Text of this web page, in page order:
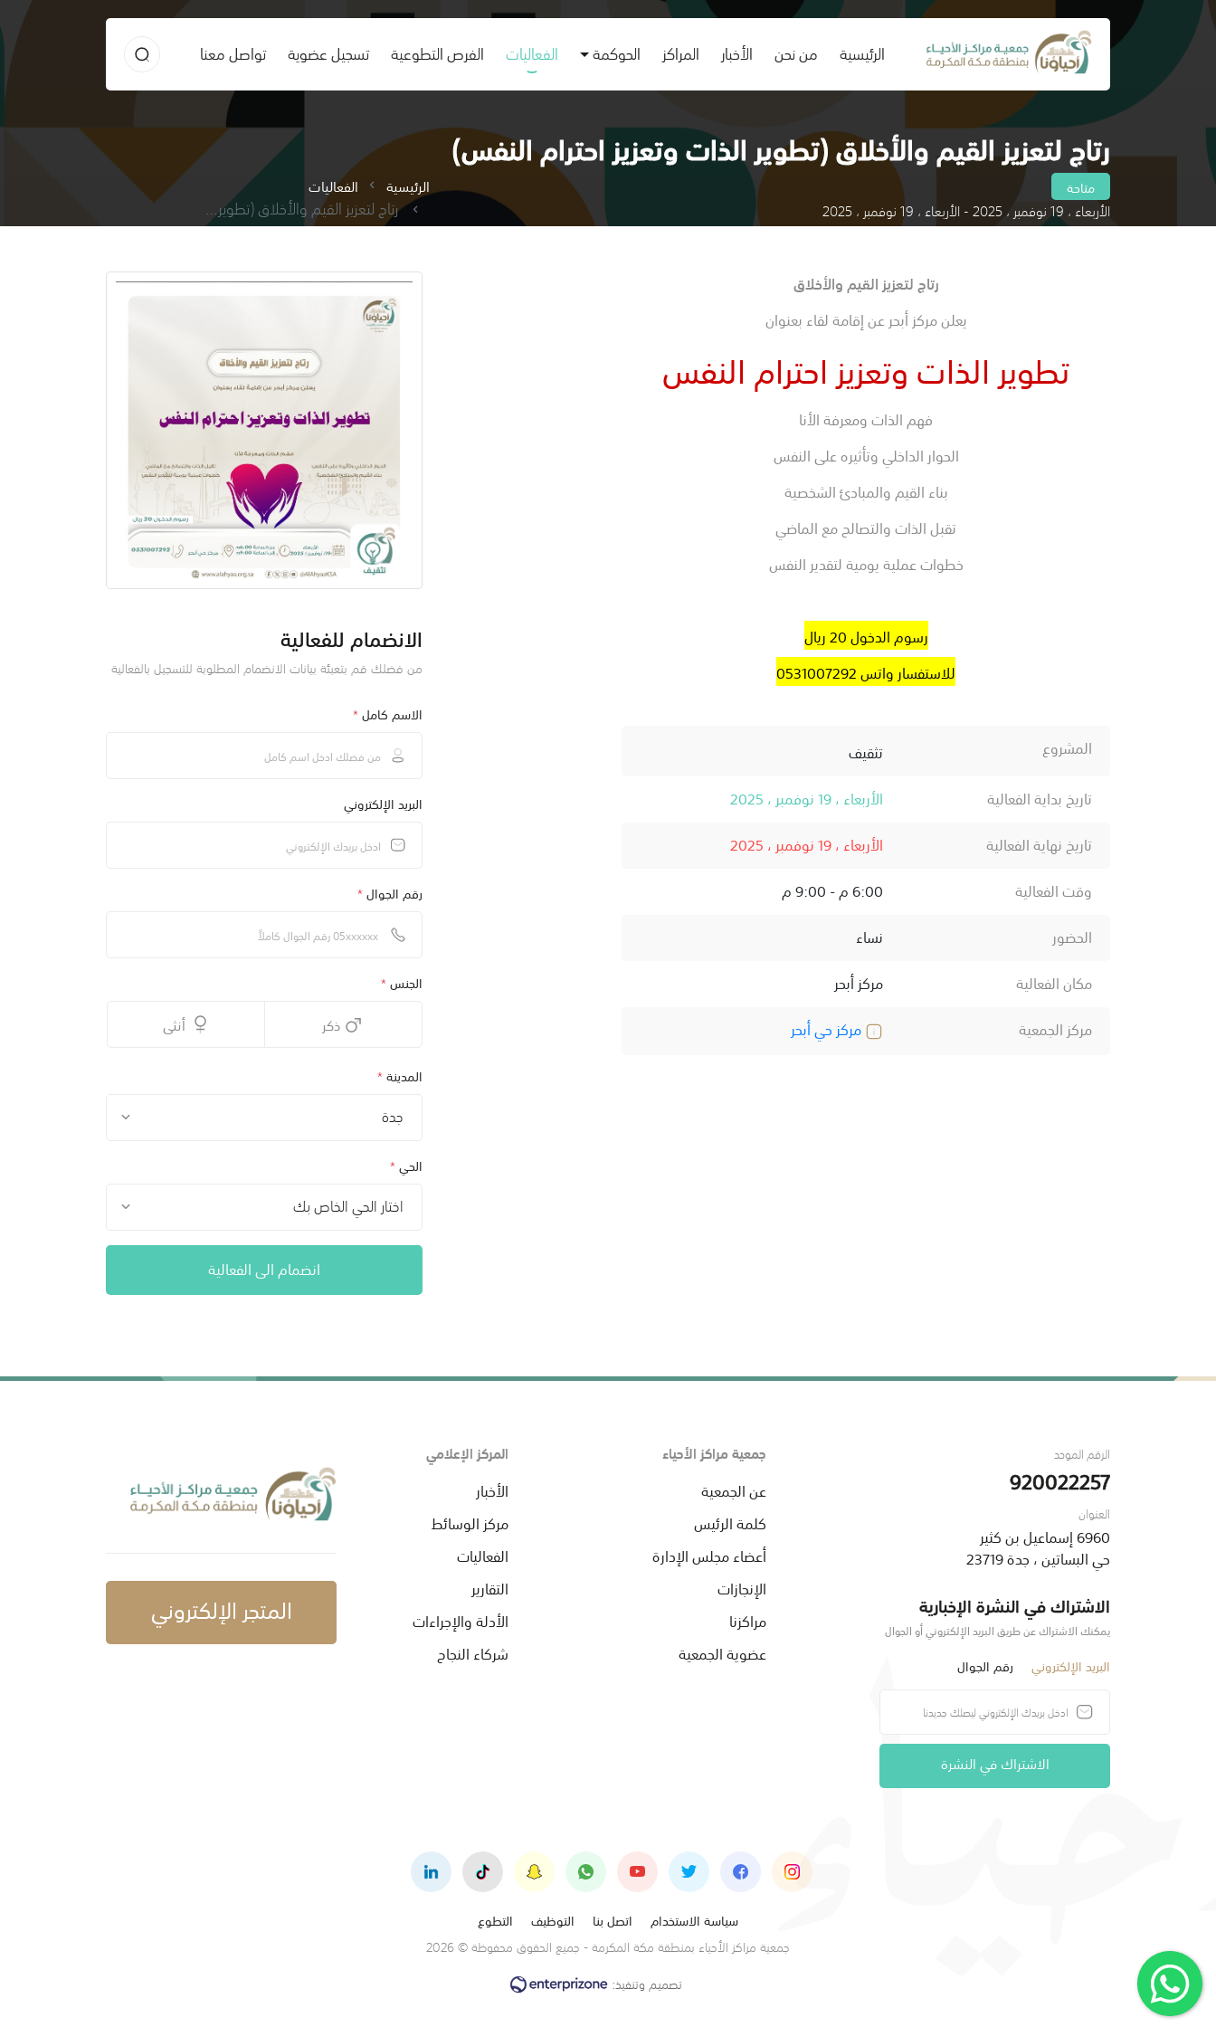
الرئيسية
(current) من نحن الأخبار المراكز الحوكمة الفعاليات الفرص التطوعية تسجيل عضوية تواصل معنا
رتاج لتعزيز القيم والأخلاق (تطوير الذات وتعزيز احترام النفس)
متاحة
الأربعاء ، 19 نوفمبر ، 2025 - الأربعاء ، 19 نوفمبر ، 2025
الرئيسية الفعاليات
رتاج لتعزيز القيم والأخلاق (تطوير الذات وتعزيز احترام النفس)
رتاج لتعزيز القيم والأخلاق
يعلن مركز أبحر عن إقامة لقاء بعنوان
تطوير الذات وتعزيز احترام النفس
فهم الذات ومعرفة الأنا
الحوار الداخلي وتأثيره على النفس
بناء القيم والمبادئ الشخصية
تقبل الذات والتصالح مع الماضي
خطوات عملية يومية لتقدير النفس
رسوم الدخول 20 ريال
للاستفسار واتس 0531007292
المشروع
تثقيف
تاريخ بداية الفعالية
الأربعاء ، 19 نوفمبر ، 2025
تاريخ نهاية الفعالية
الأربعاء ، 19 نوفمبر ، 2025
وقت الفعالية
6:00 م - 9:00 م
الحضور
نساء
مكان الفعالية
مركز أبحر
مركز الجمعية
مركز حي أبحر
الانضمام للفعالية
من فضلك قم بتعبئة بيانات الانضمام المطلوبة للتسجيل بالفعالية
الاسم كامل*
البريد الإلكتروني
رقم الجوال*
الجنس*
ذكر أنثى
المدينة*
جدة
الحي*
اختار الحي الخاص بك
انضمام الى الفعالية
الرقم الموحد
920022257
العنوان
6960 إسماعيل بن كثير
حي البساتين ، جدة 23719
الاشتراك في النشرة الإخبارية
يمكنك الاشتراك عن طريق البريد الإلكتروني أو الجوال
البريد الإلكتروني رقم الجوال
الاشتراك في النشرة
جمعية مراكز الأحياء
عن الجمعية
كلمة الرئيس
أعضاء مجلس الإدارة
الإنجازات
مراكزنا
عضوية الجمعية
المركز الإعلامي
الأخبار
مركز الوسائط
الفعاليات
التقارير
الأدلة والإجراءات
شركاء النجاح
المتجر الإلكتروني
سياسة الاستخدام اتصل بنا التوظيف
التطوع
جمعية مراكز الأحياء بمنطقة مكة المكرمة - جميع الحقوق محفوظة © 2026
تصميم وتنفيذ: